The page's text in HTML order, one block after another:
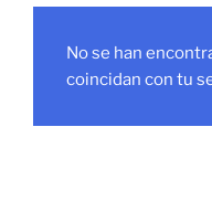
No se han
coincidan con tu